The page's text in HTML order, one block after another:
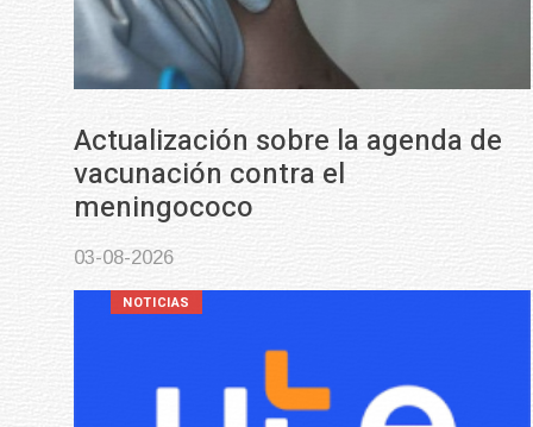
Actualización sobre la agenda de
vacunación contra el
meningococo
03-08-2026
NOTICIAS